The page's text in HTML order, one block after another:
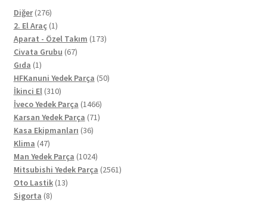
Diğer 276276
ürün
2. El Araç 11
ürün
Aparat - Özel Takım 173173
Civata Grubu 6767
Gıda 11
ürün
HFKanuni Yedek Parça 5050
İkinci El 310310
ürün
İveco Yedek Parça 14661466
ürün
Karsan Yedek Parça 7171
Kasa Ekipmanları 3636
Klima 4747
ürün
Man Yedek Parça 10241024
ürün
Mitsubishi Yedek Parça 25612561
Oto Lastik 1313
Sigorta 88